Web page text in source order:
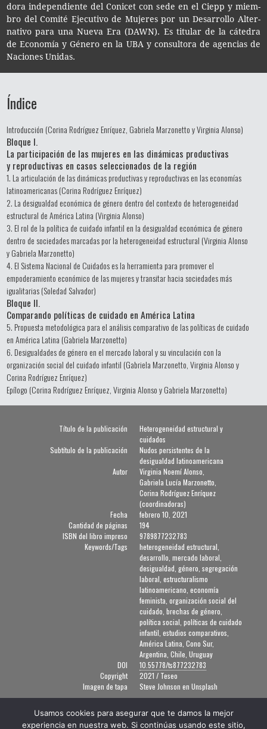
do­ra inde­pen­dien­te del Coni­cet con sede en el Ciepp y miem­
bro del Comi­té Eje­cu­ti­vo de Muje­res por un Desa­rro­llo Alter­
na­ti­vo para una Nueva Era (DAWN). Es titu­lar de la cáte­dra
de Eco­no­mía y Géne­ro en la UBA y con­sul­to­ra de agen­cias de
Nacio­nes Unidas.
Índice
Introducción (Corina Rodríguez Enríquez, Gabriela Marzonetto y Virginia Alonso)
Bloque I.
La participación de las mujeres en las dinámicas productivas
y reproductivas en casos seleccionados de la región
1. La articulación de las dinámicas productivas y reproductivas en las economías
latinoamericanas (Corina Rodríguez Enríquez)
2. La desigualdad económica de género dentro del contexto de heterogeneidad
estructural de América Latina (Virginia Alonso)
3. El rol de la política de cuidado infantil en la desigualdad económica de género
dentro de sociedades marcadas por la heterogeneidad estructural (Virginia Alonso
y Gabriela Marzonetto)
4. El Sistema Nacional de Cuidados es la herramienta para promover el
empoderamiento económico de las mujeres y transitar hacia sociedades más
igualitarias (Soledad Salvador)
Bloque II.
Comparando políticas de cuidado en América Latina
5. Propuesta metodológica para el análisis comparativo de las políticas de cuidado
en América Latina (Gabriela Marzonetto)
6. Desigualdades de género en el mercado laboral y su vinculación con la
organización social del cuidado infantil (Gabriela Marzonetto, Virginia Alonso y
Corina Rodríguez Enríquez)
Epílogo (Corina Rodríguez Enríquez, Virginia Alonso y Gabriela Marzonetto)
Título de la publicación
Heterogeneidad estructural y
cuidados
Subtítulo de la publicación
Nudos persistentes de la
desigualdad latinoamericana
Autor
Virginia Noemí Alonso,
Gabriela Lucía Marzonetto,
Corina Rodríguez Enríquez
(coordinadoras)
Fecha
febrero 10, 2021
Cantidad de páginas
194
ISBN del libro impreso
9789877232783
Keywords/Tags
heterogeneidad estructural,
desarrollo, mercado laboral,
desigualdad, género, segregación
laboral, estructuralismo
latinoamericano, economía
feminista, organización social del
cuidado, brechas de género,
política social, políticas de cuidado
infantil, estudios comparativos,
América Latina, Cono Sur,
Argentina, Chile, Uruguay
DOI
10.55778/ts877232783
Copyright
2021 / Teseo
Imagen de tapa
Steve Johnson en Unsplash
TeseoPress
Usamos cookies para asegurar que te damos la mejor
experiencia en nuestra web. Si continúas usando este sitio,